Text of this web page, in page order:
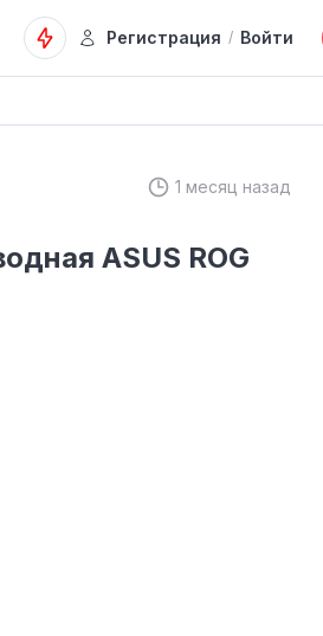
Регистрация / Войти
1 месяц назад
ASUS ROG